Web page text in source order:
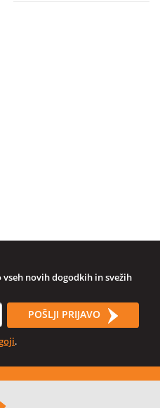
novih dogodkih in svežih
POŠLJI PRIJAVO
.